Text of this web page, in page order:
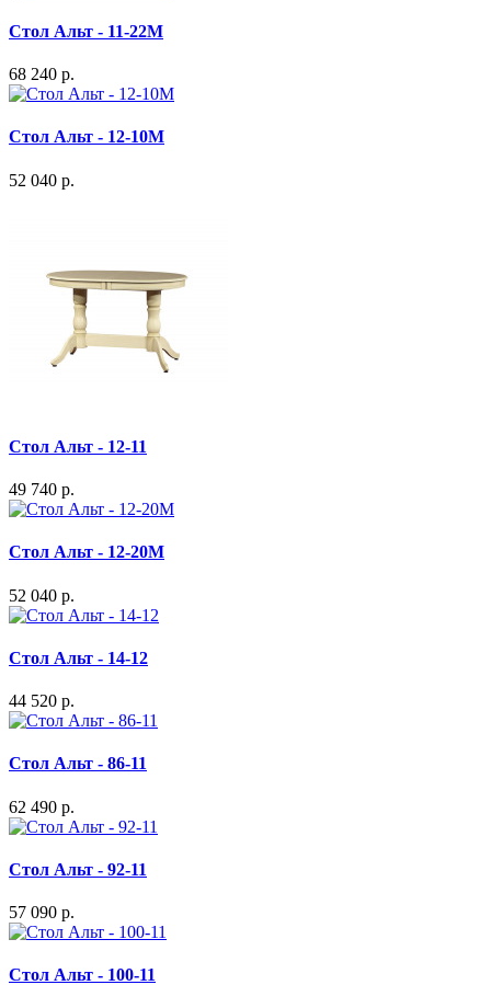
Стол Альт - 11-22М
68 240 р.
Стол Альт - 12-10М
52 040 р.
Стол Альт - 12-11
49 740 р.
Стол Альт - 12-20М
52 040 р.
Стол Альт - 14-12
44 520 р.
Стол Альт - 86-11
62 490 р.
Стол Альт - 92-11
57 090 р.
Стол Альт - 100-11